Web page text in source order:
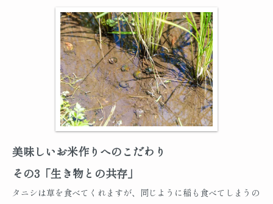
美味しいお米作りへのこだわり
その3「生き物との共存」
タニシは草を食べてくれますが、同じように稲も食べてしまうの